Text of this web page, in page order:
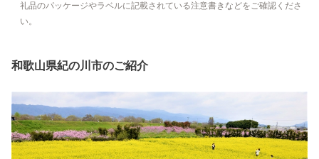
礼品のパッケージやラベルに記載されている注意書きなどをご確認くださ
い。
和歌山県紀の川市のご紹介